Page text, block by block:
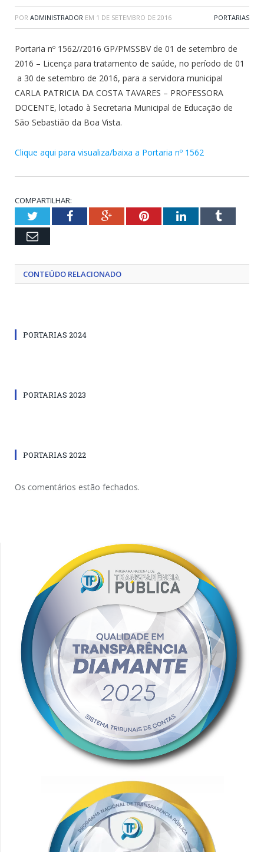
POR ADMINISTRADOR EM 1 DE SETEMBRO DE 2016 PORTARIAS
Portaria nº 1562//2016 GP/PMSSBV de 01 de setembro de
2016 – Licença para tratamento de saúde, no período de 01
a 30 de setembro de 2016, para a servidora municipal
CARLA PATRICIA DA COSTA TAVARES – PROFESSORA
DOCENTE, lotado à Secretaria Municipal de Educação de
São Sebastião da Boa Vista.
Clique aqui para visualiza/baixa a Portaria nº 1562
COMPARTILHAR:
TwitterFacebookGoogle+PinterestLinkedInTumblr
Email
CONTEÚDO RELACIONADO
PORTARIAS 2024
PORTARIAS 2023
PORTARIAS 2022
Os comentários estão fechados.